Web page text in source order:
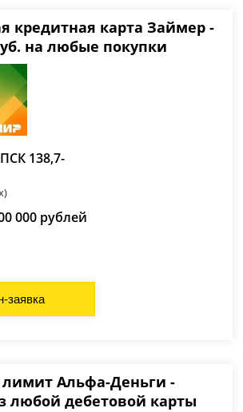
кредитная карта Займер -
на любые покупки
138,7-
000 рублей
заявка
Альфа-Деньги -
любой дебетовой карты